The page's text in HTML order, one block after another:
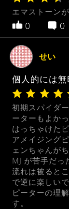
エマストーン
0 0
せい
個人的には無
初期スパイダ
ーターもよか
はっちゃけた
アメイジング
ェンちゃんが
MJ が苦手だっ
流れは被ると
で逆に楽しい
ピーターの理
す。